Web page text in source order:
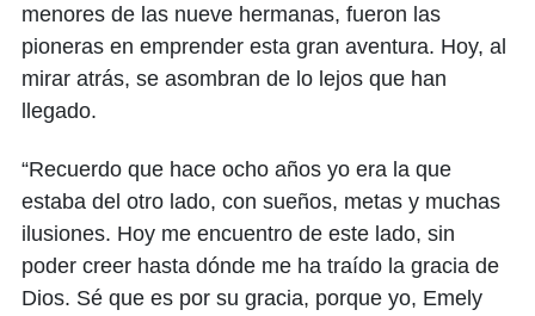
menores de las nueve hermanas, fueron las
pioneras en emprender esta gran aventura. Hoy, al
mirar atrás, se asombran de lo lejos que han
llegado.
“Recuerdo que hace ocho años yo era la que
estaba del otro lado, con sueños, metas y muchas
ilusiones. Hoy me encuentro de este lado, sin
poder creer hasta dónde me ha traído la gracia de
Dios. Sé que es por su gracia, porque yo, Emely